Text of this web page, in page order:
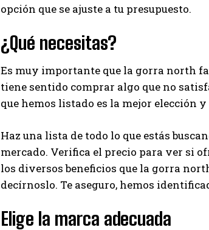
opción que se ajuste a tu presupuesto.
¿Qué necesitas?
Es muy importante que la gorra north
tiene sentido comprar algo que no
que hemos listado es la mejor elección
Haz una lista de todo lo que estás
mercado. Verifica el precio para ver si
los diversos beneficios que la gorra
decírnoslo. Te aseguro, hemos
Elige la marca adecuada